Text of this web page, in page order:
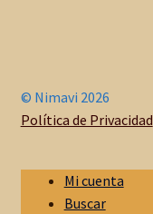
© Nimavi 2026
Política de Privacidad
Mi cuenta
Buscar